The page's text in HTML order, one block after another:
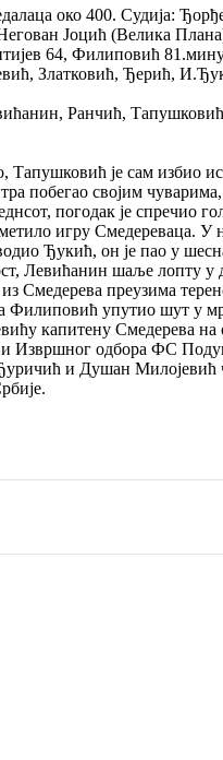
око 400. Судија:
Јоцић (Велика
64, Филиповић
Златковић, Ђерић,
Ранчић,
Тапушковић је сам избио
побегао својим
погодак је
игру Смедереваца. У
Ђукић, он је пао у
Левићанин шаље лопту
Смедерева преузима
Филиповић упутио шут у
капитену Смедерева
Извршног одбора ФС
и Душан Милојевић